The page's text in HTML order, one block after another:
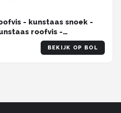
snoek -
roofvis -
BEKIJK OP BOL